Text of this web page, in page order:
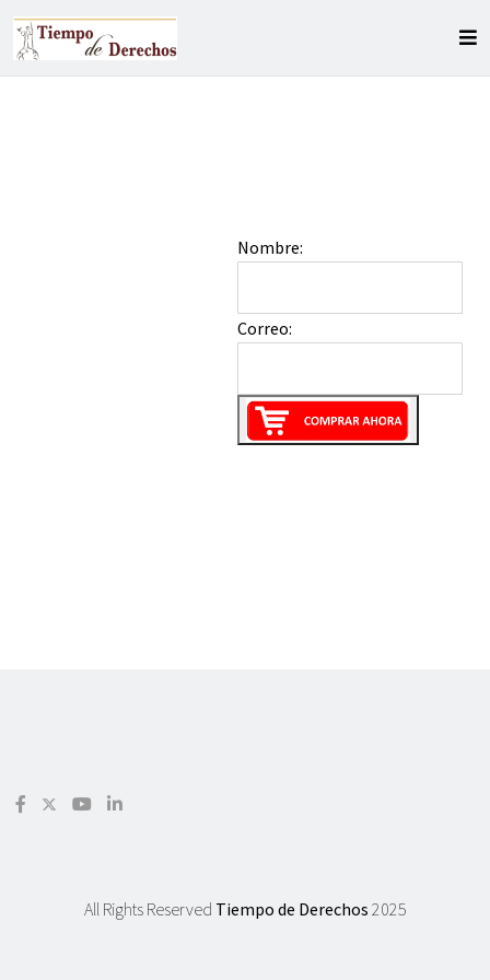
Nombre:
Correo:
All Rights Reserved Tiempo de Derechos 2025